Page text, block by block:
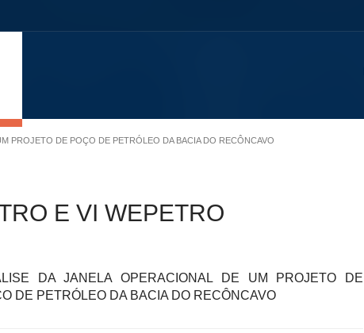
PROJETO DE POÇO DE PETRÓLEO DA BACIA DO RECÔNCAVO
E VI WEPETRO
DA JANELA OPERACIONAL DE UM PROJETO DE
DE PETRÓLEO DA BACIA DO RECÔNCAVO